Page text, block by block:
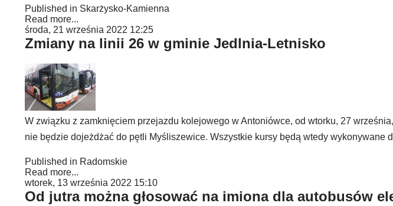
Published in Skarżysko-Kamienna
Read more...
środa, 21 września 2022 12:25
Zmiany na linii 26 w gminie Jedlnia-Letnisko
W związku z zamknięciem przejazdu kolejowego w Antoniówce, od wtorku, 27
nie będzie dojeżdżać do pętli Myśliszewice. Wszystkie kursy będą wtedy wykonywane
Published in Radomskie
Read more...
wtorek, 13 września 2022 15:10
Od jutra można głosować na imiona dla autobusów